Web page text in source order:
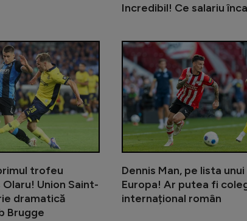
Incredibil! Ce salariu
Cristi Chivu, mesaj pentru
trofeu
Union Saint-
dramatică
Brugge
Dennis Man, pe lista
Europa! Ar putea fi
internațional român